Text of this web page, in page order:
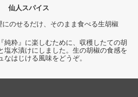
仙人スパイス
のせるだけ、そのまま食べる生胡椒
純粋』に楽しむために、収穫したての胡
塩水漬けにしました。生の胡椒の食感を
はじける風味をどうぞ。